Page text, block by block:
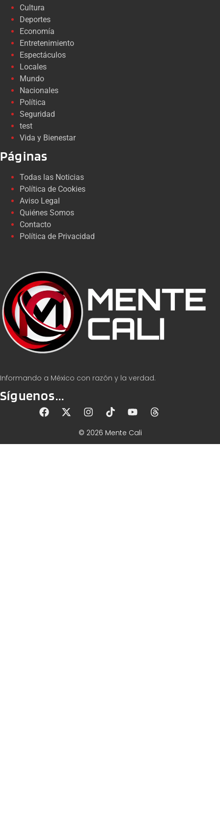
Informando a México con razón y la verdad.
Síguenos...
Cultura
Deportes
Economía
Entretenimiento
Espectáculos
Locales
Mundo
Nacionales
Política
Seguridad
test
Vida y Bienestar
Páginas
Todas las Noticias
Política de Cookies
Aviso Legal
Quiénes Somos
Contacto
Política de Privacidad
© 2026 Mente Cali